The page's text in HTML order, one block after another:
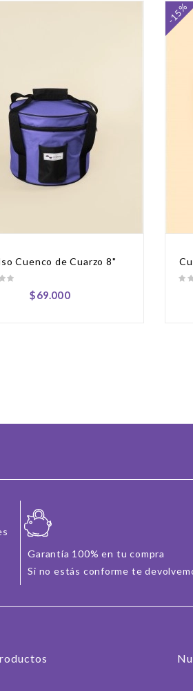
Cuenco de Cuarzo 8"
Precio
$69.000
-15%
Garantía 100% en tu compra
Si no estás conforme te